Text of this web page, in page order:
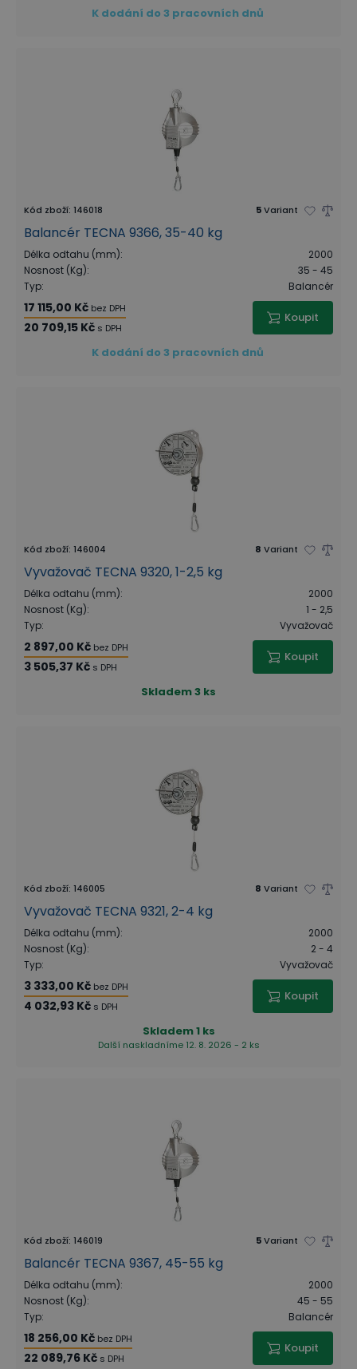
K dodání do 3 pracovních dnů
Kód zboží: 146018 5Variant
Balancér TECNA 9366, 35-40 kg
Délka odtahu (mm):
2000
Nosnost (Kg):
35 - 45
Typ: Balancér
17 115,00 Kč bez DPH
20 709,15 Kč s DPH
Koupit
K dodání do 3 pracovních dnů
Kód zboží: 146004 8 Variant
Vyvažovač TECNA 9320, 1-2,5 kg
Délka odtahu (mm):
2000
Nosnost (Kg):
1 - 2,5
Typ: Vyvažovač
2 897,00 Kč bez DPH
3 505,37 Kč s DPH
Koupit
Skladem3 ks
Kód zboží: 146005 8 Variant
Vyvažovač TECNA 9321, 2-4 kg
Délka odtahu (mm):
2000
Nosnost (Kg):
2 - 4
Typ: Vyvažovač
3 333,00 Kč bez DPH
4 032,93 Kč s DPH
Koupit
Skladem1 ks
Další naskladníme 12. 8. 2026 - 2 ks
Kód zboží: 146019 5Variant
Balancér TECNA 9367, 45-55 kg
Délka odtahu (mm):
2000
Nosnost (Kg):
45 - 55
Typ: Balancér
18 256,00 Kč bez DPH
22 089,76 Kč s DPH
Koupit